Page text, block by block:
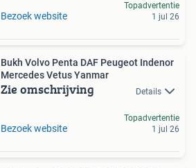
Bezoek website
Topadvertentie
1 jul 26
Bukh Volvo Penta DAF Peugeot Indenor
Mercedes Vetus Yanmar
Zie omschrijving Details
Bezoek website
Topadvertentie
1 jul 26